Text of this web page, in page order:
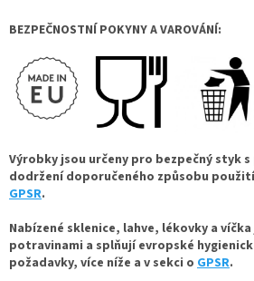
BEZPEČNOSTNÍ POKYNY A VAROVÁNÍ:
Výrobky jsou určeny pro bezpečný styk
dodržení doporučeného způsobu
GPSR.
Nabízené sklenice, lahve, lékovky a
potravinami a splňují evropské
požadavky, více níže a v sekci o GPSR.